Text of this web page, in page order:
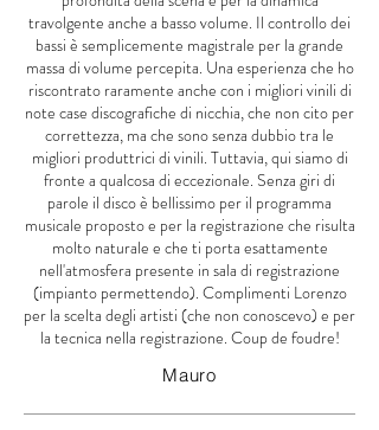
travolgente anche a basso volume. Il controllo dei
bassi è semplicemente magistrale per la grande
massa di volume percepita. Una esperienza che ho
riscontrato raramente anche con i migliori vinili di
note case discografiche di nicchia, che non cito per
correttezza, ma che sono senza dubbio tra le
migliori produttrici di vinili. Tuttavia, qui siamo di
fronte a qualcosa di eccezionale. Senza giri di
parole il disco è bellissimo per il programma
musicale proposto e per la registrazione che risulta
molto naturale e che ti porta esattamente
nell'atmosfera presente in sala di registrazione
(impianto permettendo). Complimenti Lorenzo
per la scelta degli artisti (che non conoscevo) e per
la tecnica nella registrazione. Coup de foudre!
Mauro